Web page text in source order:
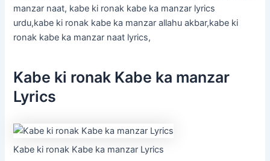
manzar naat, kabe ki ronak kabe ka manzar lyrics
urdu,kabe ki ronak kabe ka manzar allahu akbar,kabe ki
ronak kabe ka manzar naat lyrics,
Kabe ki ronak Kabe ka manzar
Lyrics
Kabe ki ronak Kabe ka manzar Lyrics